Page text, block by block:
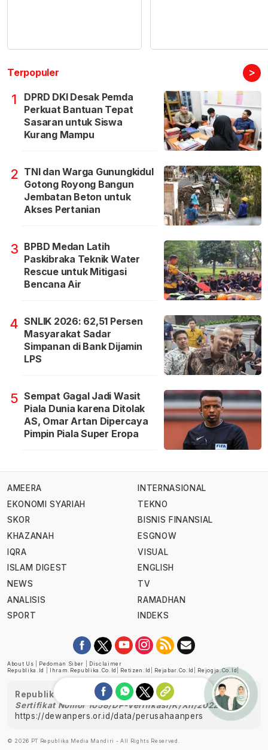
Terpopuler >
1
DPRD DKI Desak Pemda
Perkuat Bantuan Tepat
Sasaran untuk Siswa
Kurang Mampu
2 TNI dan Warga Gunungkidul
Gotong Royong Bangun
Jembatan Beton untuk
Akses Pertanian
3 BPBD Medan Latih
Paskibraka Teknik Water
Rescue untuk Mitigasi
Bencana Air
4 SNLIK 2026: 62,51 Persen
Masyarakat Sadar
Simpanan di Bank Dijamin
LPS
5 Sempat Gagal Jadi Wasit
Piala Dunia karena Ditolak
AS, Omar Artan Dipercaya
Pimpin Piala Super Eropa
AMEERA
EKONOMI SYARIAH
SKOR
KHAZANAH
IQRA
ISLAM DIGEST
NEWS
ANALISIS
SPORT
INTERNASIONAL
TEKNO
BISNIS FINANSIAL
ESGNOW
VISUAL
ENGLISH
TV
RAMADHAN
INDEKS
About Us Pedoman Siber
Disclaimer
Republika.id
Ihram.republika.co.id Retizen.id Rejabar.co.id Rejogja.co.id
Republika telah diverifikasi oleh Dewan Pers
Sertifikat Nomor 1058/DP-Verifikasi/K/XII/2022
https://dewanpers.or.id/data/perusahaanpers
© 2026 PT Republika Media Mandiri - All Rights Reserved.
Ask me!